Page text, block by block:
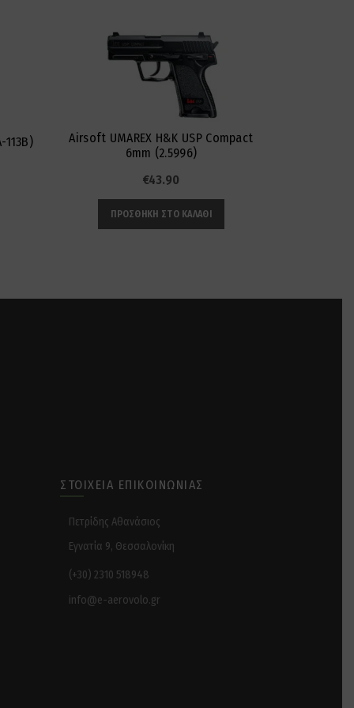
113B)
Airsoft UMAREX H&K USP Compact
6mm (2.5996)
€43.90
ΠΡΟΣΘΉΚΗ ΣΤΟ ΚΑΛΆΘΙ
ΣΤΟΙΧΕΊΑ ΕΠΙΚΟΙΝΩΝΊΑΣ
Πετρίδης Αθανάσιος
Εγνατία 9, Θεσσαλονίκη
(+30) 2310 518948
info@e-aerovolo.gr